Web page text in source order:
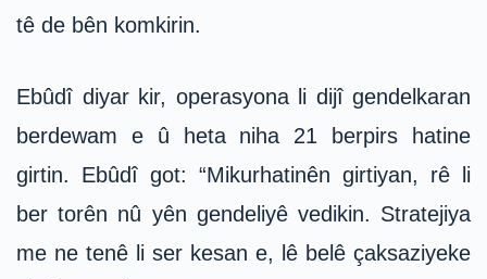
tê de bên komkirin.
Ebûdî diyar kir, operasyona li dijî gendelkaran
berdewam e û heta niha 21 berpirs hatine
girtin. Ebûdî got: “Mikurhatinên girtiyan, rê li
ber torên nû yên gendeliyê vedikin. Stratejiya
me ne tenê li ser kesan e, lê belê çaksaziyeke